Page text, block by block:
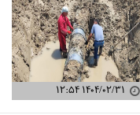
۱۴۰۴/۰۲/۳۱ ۱۲:۵۴